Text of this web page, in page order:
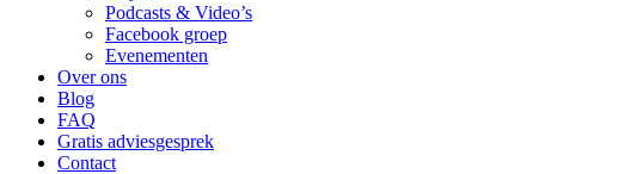
Podcasts & Video’s
Facebook groep
Evenementen
Over ons
Blog
FAQ
Gratis adviesgesprek
Contact